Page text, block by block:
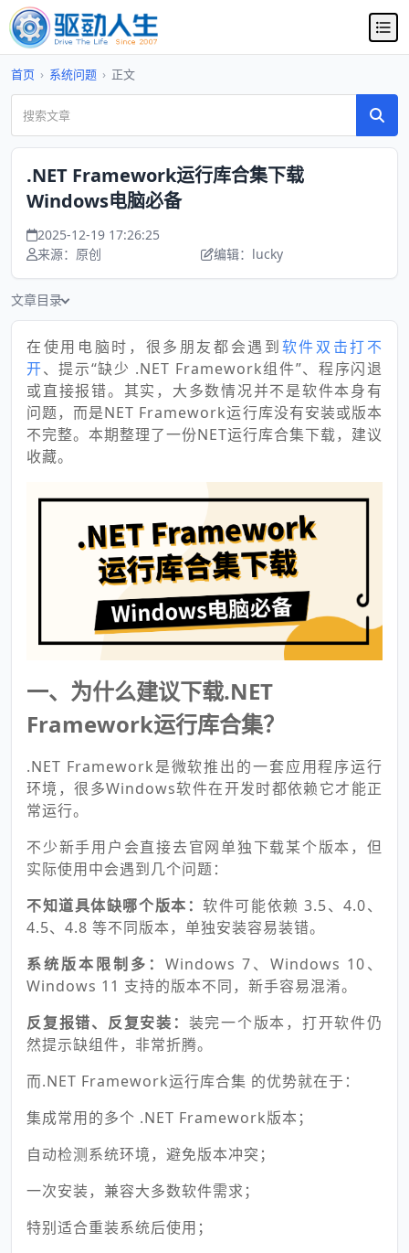
首页 › 系统问题 › 正文
.NET Framework运行库合集下载
Windows电脑必备
2025-12-19 17:26:25
来源：原创
编辑：lucky
文章目录
在使用电脑时，很多朋友都会遇到软件双击打不
开、提示“缺少 .NET Framework组件”、程序闪退
或直接报错。其实，大多数情况并不是软件本身有
问题，而是NET Framework运行库没有安装或版本
不完整。本期整理了一份NET运行库合集下载，建议
收藏。
一、为什么建议下载.NET
Framework运行库合集？
.NET Framework是微软推出的一套应用程序运行
环境，很多Windows软件在开发时都依赖它才能正
常运行。
不少新手用户会直接去官网单独下载某个版本，但
实际使用中会遇到几个问题：
不知道具体缺哪个版本：软件可能依赖 3.5、4.0、
4.5、4.8 等不同版本，单独安装容易装错。
系统版本限制多： Windows 7、Windows 10、
Windows 11 支持的版本不同，新手容易混淆。
反复报错、反复安装： 装完一个版本，打开软件仍
然提示缺组件，非常折腾。
而.NET Framework运行库合集 的优势就在于：
集成常用的多个 .NET Framework版本；
自动检测系统环境，避免版本冲突；
一次安装，兼容大多数软件需求；
特别适合重装系统后使用；